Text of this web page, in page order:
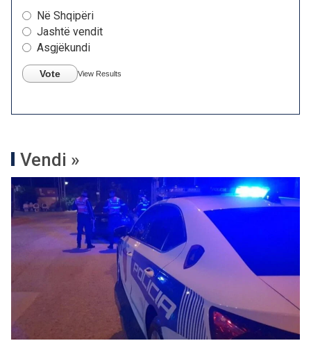
Në Shqipëri
Jashtë vendit
Asgjëkundi
Vote View Results
Vendi »